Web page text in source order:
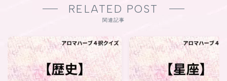
RELATED POST
関連記事